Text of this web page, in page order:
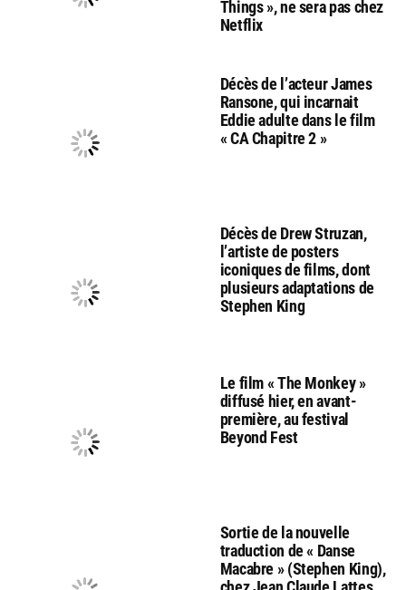
Things », ne sera pas chez
Netflix
Décès de l’acteur James
Ransone, qui incarnait
Eddie adulte dans le film
« CA Chapitre 2 »
Décès de Drew Struzan,
l’artiste de posters
iconiques de films, dont
plusieurs adaptations de
Stephen King
Le film « The Monkey »
diffusé hier, en avant-
première, au festival
Beyond Fest
Sortie de la nouvelle
traduction de « Danse
Macabre » (Stephen King),